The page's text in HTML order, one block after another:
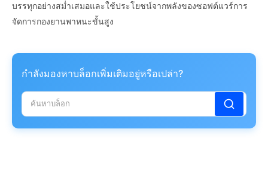
บรรทุกอย่างสม่ำเสมอและใช้ประโยชน์จากพลังของซอฟต์แวร์การ
จัดการกองยานพาหนะขั้นสูง
กำลังมองหาบล็อกเพิ่มเติมอยู่หรือเปล่า?